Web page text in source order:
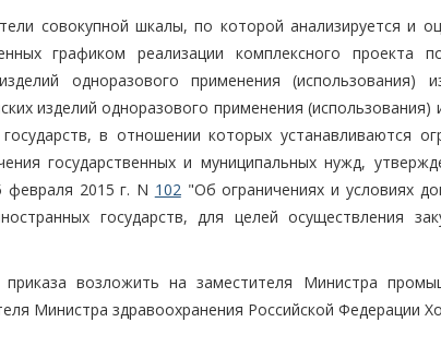
совокупной шкалы, по которой анализируется и
графиком реализации комплексного проекта
одноразового применения (использования)
изделий одноразового применения (использования)
в отношении которых устанавливаются
государственных и муниципальных нужд,
февраля 2015 г. N 102"Об ограничениях и условиях
государств, для целей осуществления
возложить на заместителя Министра
Министра здравоохранения Российской Федерации